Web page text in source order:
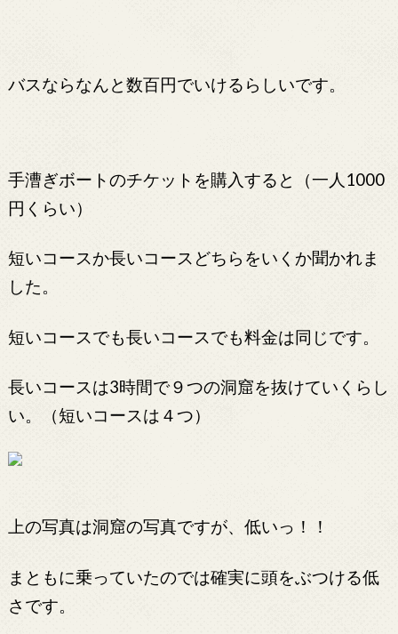
バスならなんと数百円でいけるらしいです。
手漕ぎボートのチケットを購入すると（一人1000
円くらい）
短いコースか長いコースどちらをいくか聞かれま
した。
短いコースでも長いコースでも料金は同じです。
長いコースは3時間で９つの洞窟を抜けていくらし
い。（短いコースは４つ）
上の写真は洞窟の写真ですが、低いっ！！
まともに乗っていたのでは確実に頭をぶつける低
さです。